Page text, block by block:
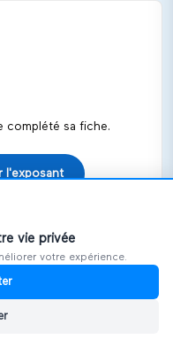
complété sa fiche.
l'exposant
salons
vie privée
votre expérience.